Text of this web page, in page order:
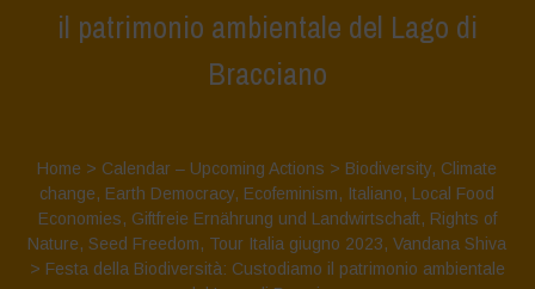
il patrimonio ambientale del Lago di
Bracciano
Home > Calendar – Upcoming Actions > Biodiversity, Climate
change, Earth Democracy, Ecofeminism, Italiano, Local Food
Economies, Giftfreie Ernährung und Landwirtschaft, Rights of
Nature, Seed Freedom, Tour Italia giugno 2023,Vandana Shiva
> Festa della Biodiversità: Custodiamo il patrimonio ambientale